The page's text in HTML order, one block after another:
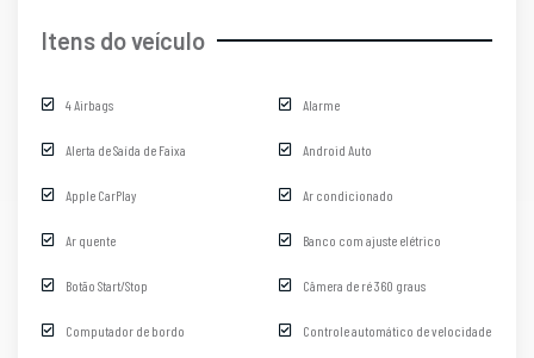
Itens do veículo
4 Airbags Alarme
Alerta de Saída de Faixa Android Auto
Apple CarPlay Ar condicionado
Ar quente Banco com ajuste elétrico
Botão Start/Stop Câmera de ré 360 graus
Computador de bordo Controle automático de velocidade